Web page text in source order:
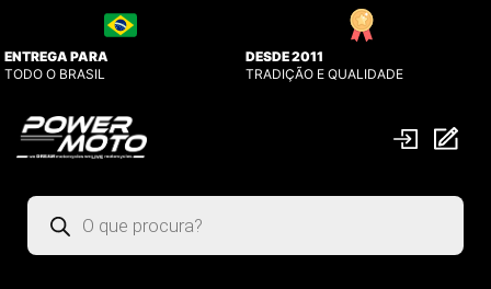
ENTREGA PARA
TODO O BRASIL
DESDE 2011
TRADIÇÃO E QUALIDADE
Pesquisar
produtos